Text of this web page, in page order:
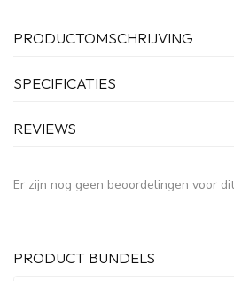
PRODUCTOMSCHRIJVING
SPECIFICATIES
REVIEWS
Er zijn nog geen beoordelingen voor
PRODUCT BUNDELS